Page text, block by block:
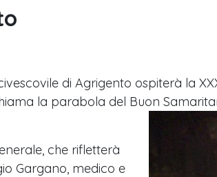
di Agrigento ospiterà la
la parabola del Buon
che rifletterà
Gargano, medico e